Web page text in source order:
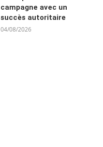
campagne avec un
succès autoritaire
04/08/2026